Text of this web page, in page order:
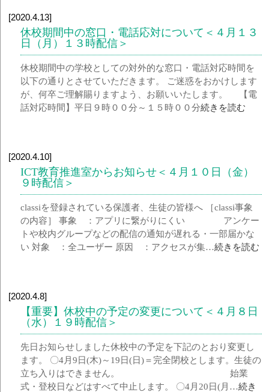
[2020.4.13]
休校期間中の窓口・電話応対について＜４月１３
日（月）１３時配信＞
休校期間中の学校としての対外的な窓口・電話対応時間を
以下の通りとさせていただきます。 ご迷惑をおかけします
が、何卒ご理解賜りますよう、お願いいたします。 【電
話対応時間】平日９時００分～１５時００分続きを読む
[2020.4.10]
ICT教育推進室からお知らせ＜４月１０日（金）
９時配信＞
classiを登録されている保護者、生徒の皆様へ ［classi事象
の内容］ 事象 ：アプリに繋がりにくい アンケー
トや校内グループなどの配信の通知が遅れる・一部届かな
い 対象 ：全ユーザー 原因 ：アクセスが集…続きを読む
[2020.4.8]
【重要】休校中の予定の変更について＜４月８日
（水）１９時配信＞
先日お知らせしました休校中の予定を下記のとおり変更し
ます。 〇4月9日(木)～19日(日)＝完全閉校とします。生徒の
立ち入りはできません。 始業
式・登校日などはすべて中止します。 〇4月20日(月…続き